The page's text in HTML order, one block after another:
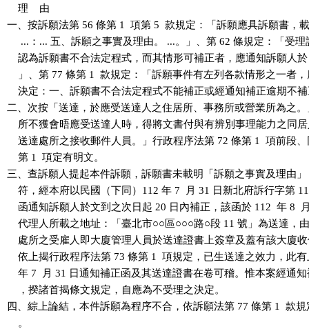
    理    由
一、按訴願法第 56 條第 1  項第 5  款規定：「訴願應具訴願書，
...：... 五、訴願之事實及理由。 ...。」、第 62 條規定：「受
認為訴願書不合法定程式，而其情形可補正者，應通知訴願人
」、第 77 條第 1  款規定：「訴願事件有左列各款情形之一者
決定：一、訴願書不合法定程式不能補正或經通知補正逾期不
二、次按「送達，於應受送達人之住居所、事務所或營業所為之
所不獲會晤應受送達人時，得將文書付與有辨別事理能力之同
送達處所之接收郵件人員。」行政程序法第 72 條第 1  項前段
    第 1  項定有明文。
三、查訴願人提起本件訴願，訴願書未載明「訴願之事實及理由
符，經本府以民國（下同）112 年 7  月 31 日新北府訴行字第
函通知訴願人於文到之次日起 20 日內補正，該函於 112  年 8
代理人所載之地址：「臺北市○○區○○○路○段 11 號」為送達，
處所之受雇人即大廈管理人員於送達證書上簽章及蓋有該大廈
依上揭行政程序法第 73 條第 1  項規定，已生送達之效力，此
年 7  月 31 日通知補正函及其送達證書在卷可稽。惟本案經通
    ，揆諸首揭條文規定，自應為不受理之決定。
四、綜上論結，本件訴願為程序不合，依訴願法第 77 條第 1  款
    。